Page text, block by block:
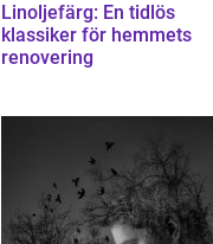
Linoljefärg: En tidlös
klassiker för hemmets
renovering